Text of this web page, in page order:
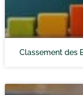
Classement des